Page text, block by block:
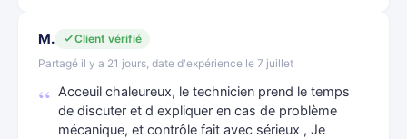
M.
Client vérifié
Partagé il y a 21 jours, date d'expérience le 7 juillet
Acceuil chaleureux, le technicien prend le temps
de discuter et d expliquer en cas de problème
mécanique, et contrôle fait avec sérieux , Je